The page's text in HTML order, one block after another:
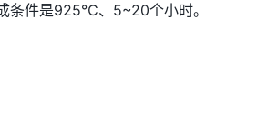
条件是925℃、5~20个小时。